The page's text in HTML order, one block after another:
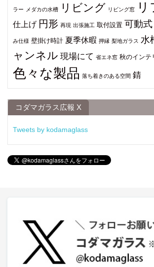
ラー メダカの水槽 リビング リビング窓 リ
仕上げ 円形 再現 出張施工 取付設置 可動式
み仕様 壁掛け時計 夏季休暇 押縁 梨地ガラス 水
ャンネル 現場にて 省エネ窓 秋のインテ
色々な製品 落ち着きのある空間 錆
コダマガラス広報 X
Tweets by kodamaglass